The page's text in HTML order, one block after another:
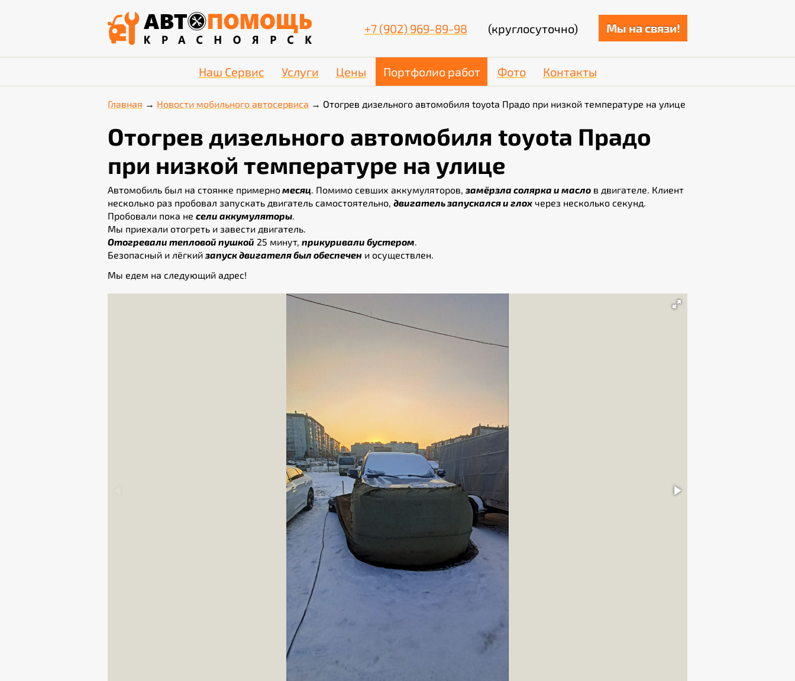
+7 (902) 969-89-98 (круглосуточно) Мы на связи!
Наш Сервис Услуги Цены Портфолио работ Фото Контакты
Главная Новости мобильного автосервиса Отогрев дизельного автомобиля toyota Прадо при низкой температуре на улице
Отогрев дизельного автомобиля toyota Прадо
при низкой температуре на улице
Автомобиль был на стоянке примерномесяц. Помимо севших аккумуляторов, замёрзла солярка и масло в двигателе. Клиент
несколько раз пробовал запускать двигатель самостоятельно, двигатель запускался и глох через несколько секунд.
Пробовали пока не сели аккумуляторы.
Мы приехали отогреть и завести двигатель.
Отогревали тепловой пушкой 25 минут, прикуривали бустером.
Безопасный и лёгкий запуск двигателя был обеспечен и осуществлен.
Мы едем на следующий адрес!